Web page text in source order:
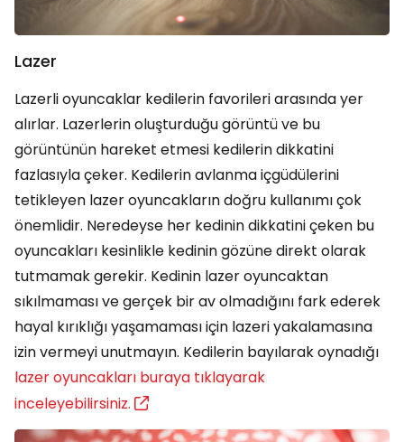
Lazer
Lazerli oyuncaklar kedilerin favorileri arasında yer
alırlar. Lazerlerin oluşturduğu görüntü ve bu
görüntünün hareket etmesi kedilerin dikkatini
fazlasıyla çeker. Kedilerin avlanma içgüdülerini
tetikleyen lazer oyuncakların doğru kullanımı çok
önemlidir. Neredeyse her kedinin dikkatini çeken bu
oyuncakları kesinlikle kedinin gözüne direkt olarak
tutmamak gerekir. Kedinin lazer oyuncaktan
sıkılmaması ve gerçek bir av olmadığını fark ederek
hayal kırıklığı yaşamaması için lazeri yakalamasına
izin vermeyi unutmayın. Kedilerin bayılarak oynadığı
lazer oyuncakları buraya tıklayarak
inceleyebilirsiniz.